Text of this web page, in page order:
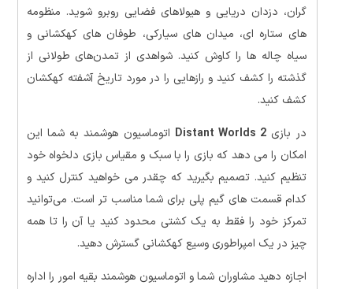
گران، دزدان دریایی و هیولاهای فضایی روبرو شوید. منظومه
های ستاره ای، میدان های سیارکی، طوفان های کهکشانی و
سیاه چاله ها را کاوش کنید. شواهدی از تمدن‌های طولانی از
گذشته را کشف کنید و رازهایی را در مورد تاریخ آشفته کهکشان
کشف کنید.
در بازی Distant Worlds 2 اتوماسیون هوشمند به شما این
امکان را می دهد که بازی را با سبک و مقیاس بازی دلخواه خود
تنظیم کنید. تصمیم بگیرید که چقدر می خواهید کنترل کنید و
کدام قسمت های گیم پلی برای شما مناسب تر است. می‌توانید
تمرکز خود را فقط به یک کشتی محدود کنید یا آن را تا همه
چیز در یک امپراطوری وسیع کهکشانی گسترش دهید.
اجازه دهید مشاوران شما و اتوماسیون هوشمند بقیه امور را اداره